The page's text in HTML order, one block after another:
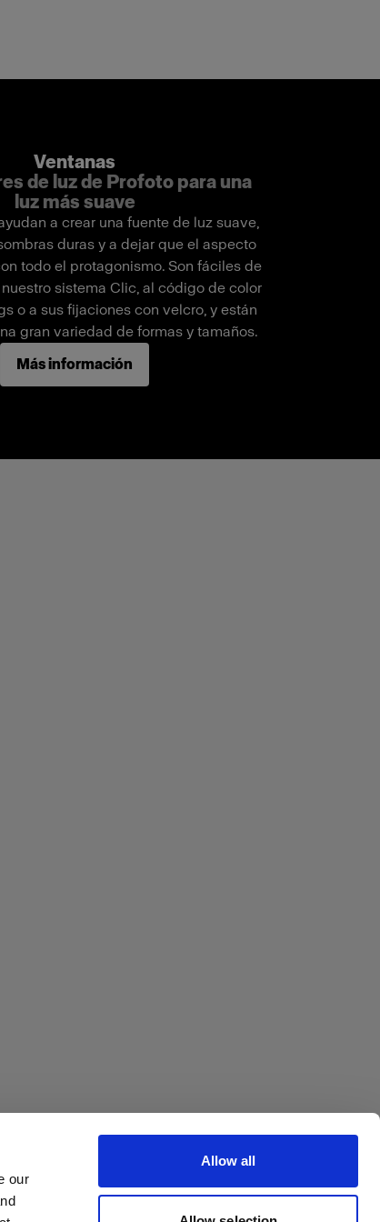
our
Allow all
Ventanas
de luz de Profoto para una
luz más suave
a crear una fuente de luz suave,
duras y a dejar que el aspecto
todo el protagonismo. Son fáciles de
sistema Clic, al código de color
o a sus fijaciones con velcro, y están
gran variedad de formas y tamaños.
Más información